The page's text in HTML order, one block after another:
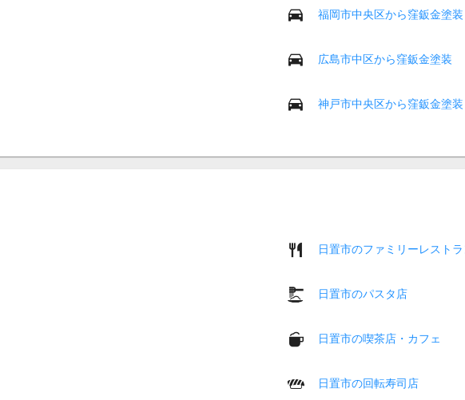
福岡市中央区から窪鈑金塗装
広島市中区から窪鈑金塗装
神戸市中央区から窪鈑金塗装
日置市のファミリーレストラ
日置市のパスタ店
日置市の喫茶店・カフェ
日置市の回転寿司店